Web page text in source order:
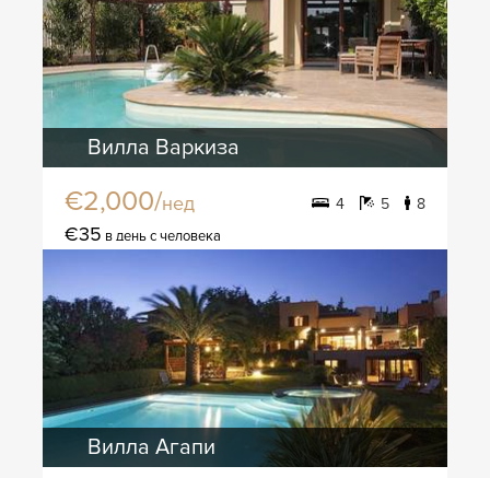
Вилла Варкиза
€2,000/нед 4 5 8
€35 в день с человека
Вилла Агапи